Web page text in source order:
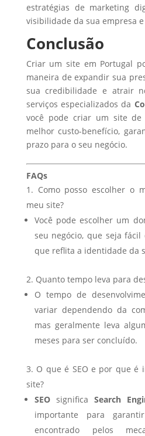
estratégias de marketing
visibilidade da sua empresa
Conclusão
Criar um site em Portugal
maneira de expandir sua
sua credibilidade e atrair
serviços especializados da
você pode criar um site
melhor custo-benefício,
prazo para o seu negócio.
FAQs
Como posso escolher o
meu site?
Você pode escolher um
seu negócio, que seja
que reflita a identidade da
Quanto tempo leva para
O tempo de
variar dependendo da
mas geralmente leva
meses para ser concluído.
O que é SEO e por que é
site?
SEOsignifica Search
importante para
encontrado pelos